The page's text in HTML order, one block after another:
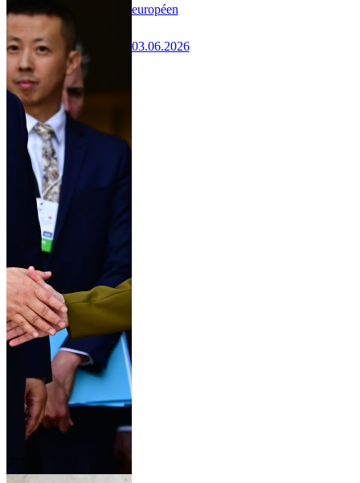
européen
03.06.2026